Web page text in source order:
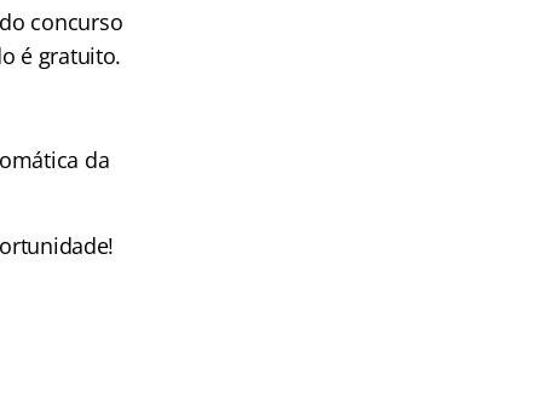
concurso
é gratuito.
da